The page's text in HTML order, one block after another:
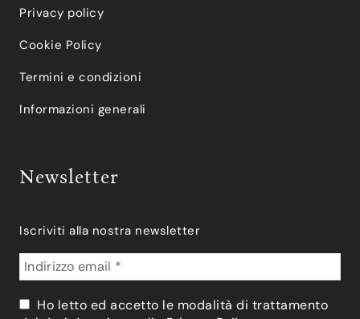
Privacy policy
Cookie Policy
Termini e condizioni
Informazioni generali
Newsletter
Iscriviti alla nostra newsletter
Ho letto ed accetto le modalità di trattamento